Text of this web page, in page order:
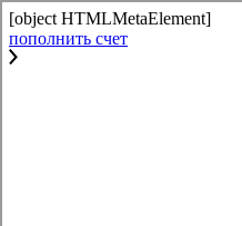
[object HTMLMetaElement]
пополнить счет